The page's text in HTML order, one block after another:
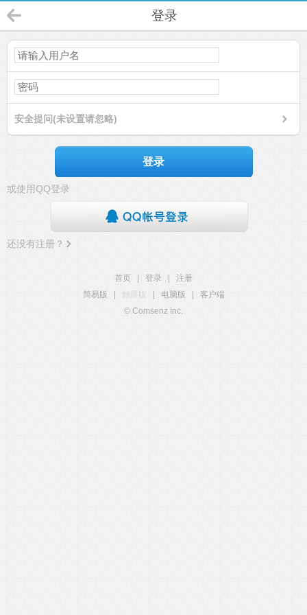
登录
安全提问(未设置请忽略)
登录
或使用QQ登录
还没有注册？
首页 登录
注册
简易版
触屏版 电脑版
客户端
© Comsenz Inc.